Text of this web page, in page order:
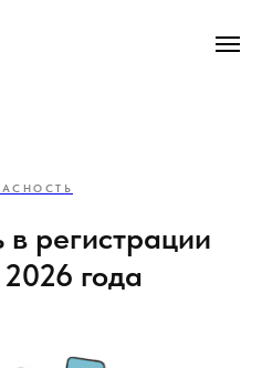
в регистрации
года